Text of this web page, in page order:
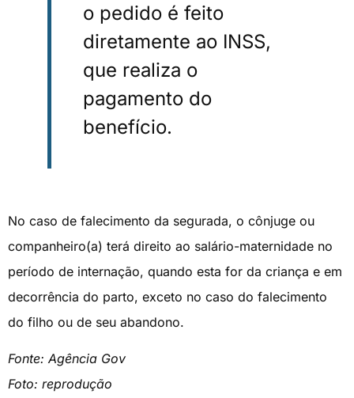
o pedido é feito
diretamente ao INSS,
que realiza o
pagamento do
benefício.
No caso de falecimento da segurada, o cônjuge ou
companheiro(a) terá direito ao salário-maternidade no
período de internação, quando esta for da criança e em
decorrência do parto, exceto no caso do falecimento
do filho ou de seu abandono.
Fonte: Agência Gov
Foto: reprodução